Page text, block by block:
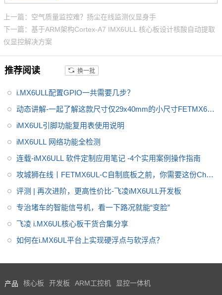
上一篇：空气质量监控难？扬尘在线监测仪显身手
下一篇：基于ARM架构Cortex-A7 IMX6ULL 核心板设计核酸自动提取
仪显控解决方案
推荐阅读 换一批
i.MX6ULL配置GPIO一共需要几步？
动态讲解-一起了解这款尺寸仅29x40mm的小尺寸FETMX6UL
L-C核心板
iMX6UL引脚功能复用表使用说明
iMX6ULL 网络功能全检测
连载-iMX6ULL 软件定制应用笔记 -4个实用案例操作指南
攻城狮在线丨FETMX6UL-C自制底板之前，你需要这份Chec
klist
评测 | 再次进阶，更高性价比-飞凌iMX6ULL开发板
专治堵车的智能信号机，看一下路况就能“变脸”
飞凌 i.MX6UL核心板干货合集分享
如何在i.MX6UL平台上实现硬浮点与软浮点？
产品 核心板 开发板 ARM工控机 显控一体机